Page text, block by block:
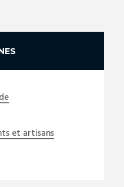
et artisans